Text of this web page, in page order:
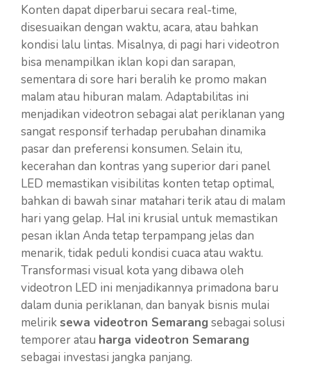
Konten dapat diperbarui secara real-time,
disesuaikan dengan waktu, acara, atau bahkan
kondisi lalu lintas. Misalnya, di pagi hari videotron
bisa menampilkan iklan kopi dan sarapan,
sementara di sore hari beralih ke promo makan
malam atau hiburan malam. Adaptabilitas ini
menjadikan videotron sebagai alat periklanan yang
sangat responsif terhadap perubahan dinamika
pasar dan preferensi konsumen. Selain itu,
kecerahan dan kontras yang superior dari panel
LED memastikan visibilitas konten tetap optimal,
bahkan di bawah sinar matahari terik atau di malam
hari yang gelap. Hal ini krusial untuk memastikan
pesan iklan Anda tetap terpampang jelas dan
menarik, tidak peduli kondisi cuaca atau waktu.
Transformasi visual kota yang dibawa oleh
videotron LED ini menjadikannya primadona baru
dalam dunia periklanan, dan banyak bisnis mulai
meliriksewa videotron Semarang sebagai solusi
temporer atau harga videotron Semarang
sebagai investasi jangka panjang.